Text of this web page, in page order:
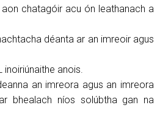
chatagóir acu ón leathanach a
déanta ar an imreoir agus
inoiriúnaithe anois.
an imreora agus an imreora
bhealach níos solúbtha gan na